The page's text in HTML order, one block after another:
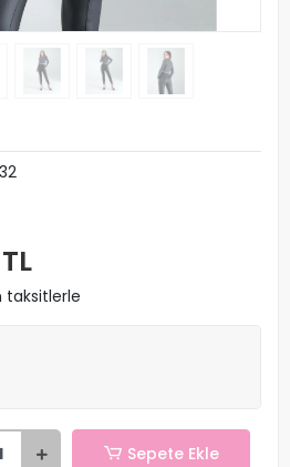
taksitlerle
Sepete Ekle